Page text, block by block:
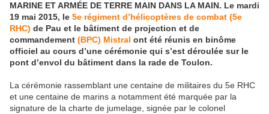
MARINE ET ARMÉE DE TERRE MAIN DANS LA MAIN. Le mardi
19 mai 2015, le 5e régiment d’hélicoptères de combat (5e
RHC) de Pau et le bâtiment de projection et de
commandement (BPC) Mistral ont été réunis en binôme
officiel au cours d’une cérémonie qui s’est déroulée sur le
pont d’envol du bâtiment dans la rade de Toulon.
La cérémonie rassemblant une centaine de militaires du 5e RHC
et une centaine de marins a notamment été marquée par la
signature de la charte de jumelage, signée par le colonel